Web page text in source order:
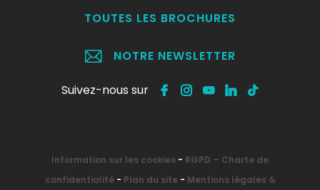
TOUTES LES BROCHURES
NOTRE NEWSLETTER
Suivez-nous sur
Information sur les cookies - RGPD – Charte de
confidentialité- Plan du site- Mentions légales &